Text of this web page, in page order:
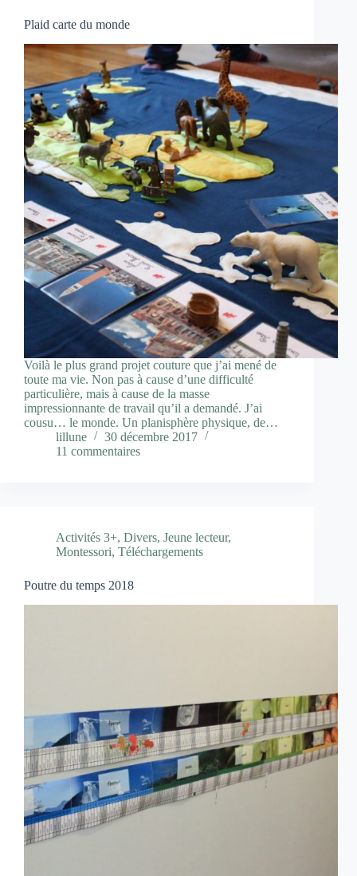
Plaid carte du monde
Voilà le plus grand projet couture que j’ai mené de
toute ma vie. Non pas à cause d’une difficulté
particulière, mais à cause de la masse
impressionnante de travail qu’il a demandé. J’ai
cousu… le monde. Un planisphère physique, de…
lillune
30 décembre 2017
11 commentaires
Activités 3+, Divers, Jeune lecteur,
Montessori, Téléchargements
Poutre du temps 2018